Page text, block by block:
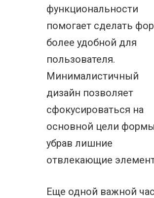
функциональности
помогает сделать
более удобной для
пользователя.
Минималистичный
дизайн позволяет
сфокусироваться на
основной цели
убрав лишние
отвлекающие
Еще одной важной